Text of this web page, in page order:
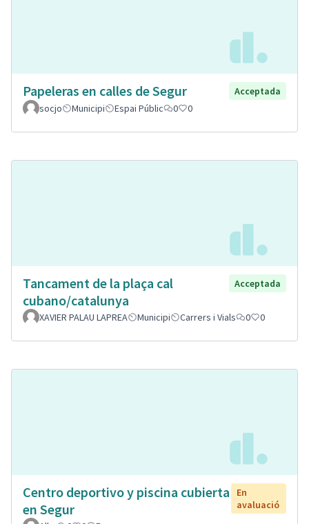
Papeleras en calles de Segur
Acceptada
socjo
Municipi Espai Públic 0 0
Tancament de la plaça cal
cubano/catalunya
Acceptada
XAVIER PALAU LAPREA Municipi Carrers i Vials 0 0
Centro deportivo y piscina cubierta
en Segur
En
avaluació